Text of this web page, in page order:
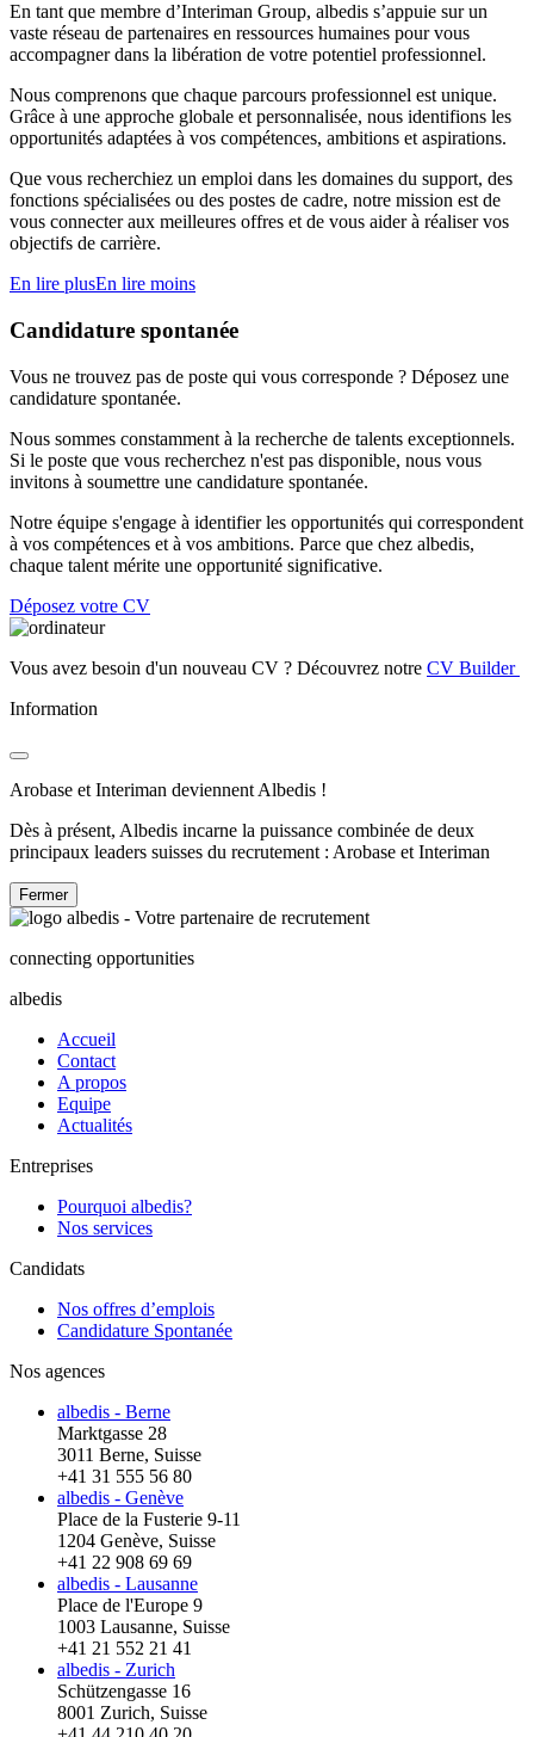
En tant que membre d’Interiman Group, albedis s’appuie sur un
vaste réseau de partenaires en ressources humaines pour vous
accompagner dans la libération de votre potentiel professionnel.
Nous comprenons que chaque parcours professionnel est unique.
Grâce à une approche globale et personnalisée, nous identifions les
opportunités adaptées à vos compétences, ambitions et aspirations.
Que vous recherchiez un emploi dans les domaines du support, des
fonctions spécialisées ou des postes de cadre, notre mission est de
vous connecter aux meilleures offres et de vous aider à réaliser vos
objectifs de carrière.
En lire plusEn lire moins
Candidature spontanée
Vous ne trouvez pas de poste qui vous corresponde ? Déposez une
candidature spontanée.
Nous sommes constamment à la recherche de talents exceptionnels.
Si le poste que vous recherchez n'est pas disponible, nous vous
invitons à soumettre une candidature spontanée.
Notre équipe s'engage à identifier les opportunités qui correspondent
à vos compétences et à vos ambitions. Parce que chez albedis,
chaque talent mérite une opportunité significative.
Déposez votre CV
Vous avez besoin d'un nouveau CV ? Découvrez notre CV Builder
Information
Arobase et Interiman deviennent Albedis !
Dès à présent, Albedis incarne la puissance combinée de deux
principaux leaders suisses du recrutement : Arobase et Interiman
Fermer
connecting opportunities
albedis
Accueil
Contact
A propos
Equipe
Actualités
Entreprises
Pourquoi albedis?
Nos services
Candidats
Nos offres d’emplois
Candidature Spontanée
Nos agences
albedis - Berne
Marktgasse 28
3011 Berne, Suisse
+41 31 555 56 80
albedis - Genève
Place de la Fusterie 9-11
1204 Genève, Suisse
+41 22 908 69 69
albedis - Lausanne
Place de l'Europe 9
1003 Lausanne, Suisse
+41 21 552 21 41
albedis - Zurich
Schützengasse 16
8001 Zurich, Suisse